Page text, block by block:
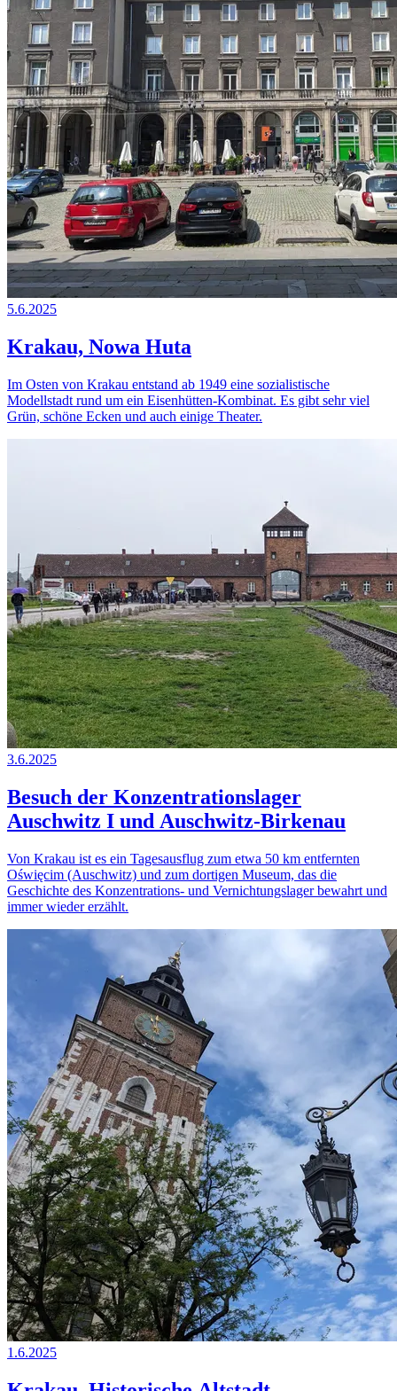
5.6.2025
Krakau, Nowa Huta
Im Osten von Krakau entstand ab 1949 eine sozialistische
Modellstadt rund um ein Eisenhütten-Kombinat. Es gibt sehr viel
Grün, schöne Ecken und auch einige Theater.
3.6.2025
Besuch der Konzentrationslager
Auschwitz I und Auschwitz-Birkenau
Von Krakau ist es ein Tagesausflug zum etwa 50 km entfernten
Oświęcim (Auschwitz) und zum dortigen Museum, das die
Geschichte des Konzentrations- und Vernichtungslager bewahrt und
immer wieder erzählt.
1.6.2025